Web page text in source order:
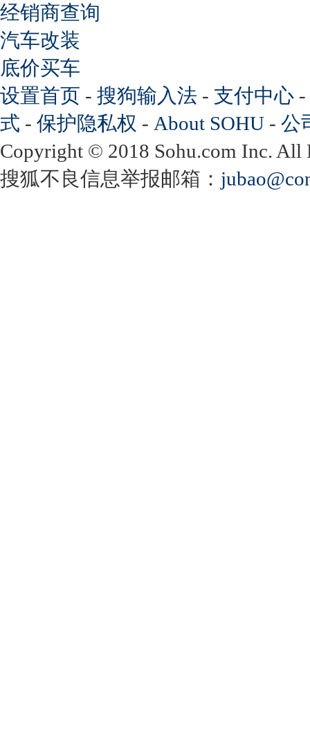
经销商查询
汽车改装
底价买车
设置首页 - 搜狗输入法 - 支付中心 -
式 - 保护隐私权 - About SOHU - 公
Copyright © 2018 Sohu.com Inc.
搜狐不良信息举报邮箱：